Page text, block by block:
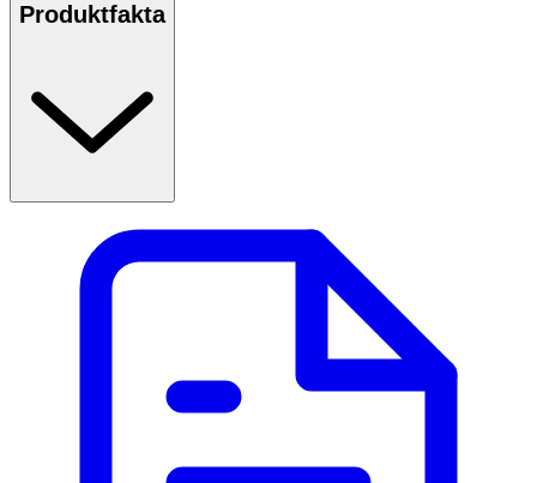
Produktfakta